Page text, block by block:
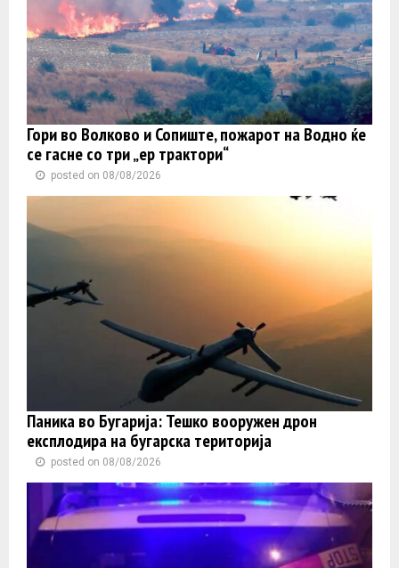
Гори во Волково и Сопиште, пожарот на Водно ќе
се гасне со три „ер трактори“
posted on 08/08/2026
Паника во Бугарија: Тешко вооружен дрон
експлодира на бугарска територија
posted on 08/08/2026